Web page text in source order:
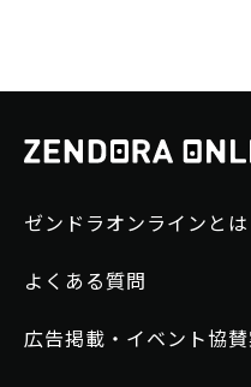
ゼンドラオンラインとは
よくある質問
広告掲載・イベント協